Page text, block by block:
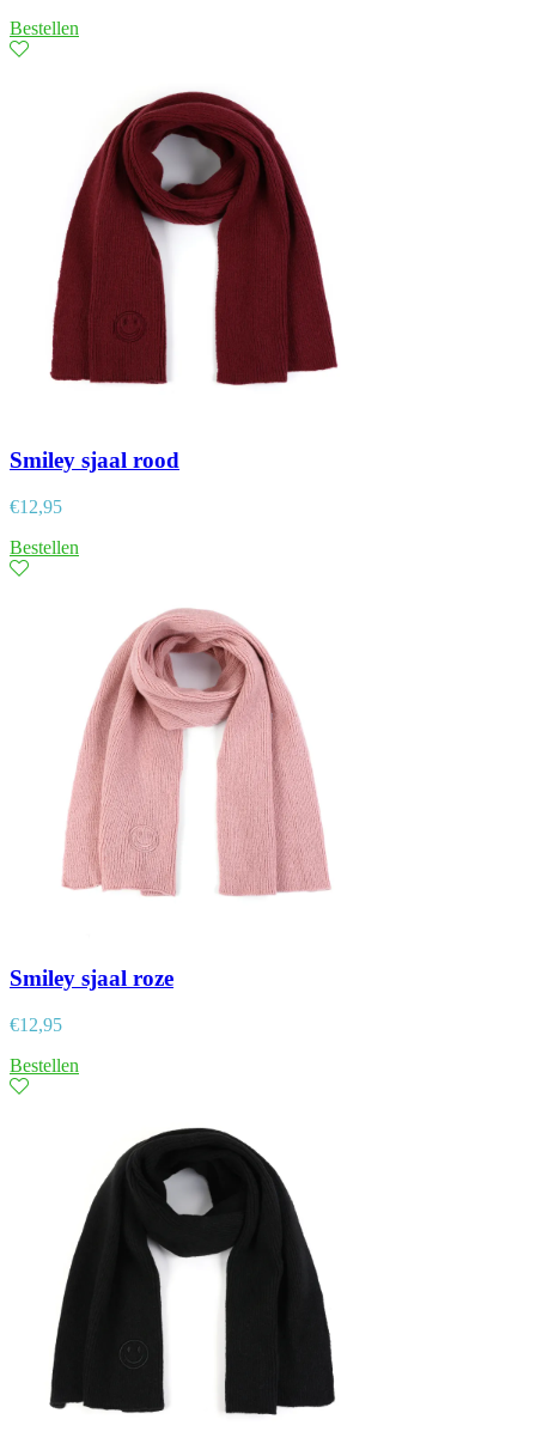
Bestellen
Smiley sjaal rood
€12,95
Bestellen
Smiley sjaal roze
€12,95
Bestellen